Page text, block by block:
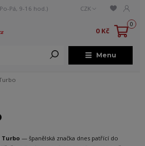
Menu
CZK
Pá, 9-16 hod.)
0
0 Kč
Turbo — španělská značka dnes patřící do